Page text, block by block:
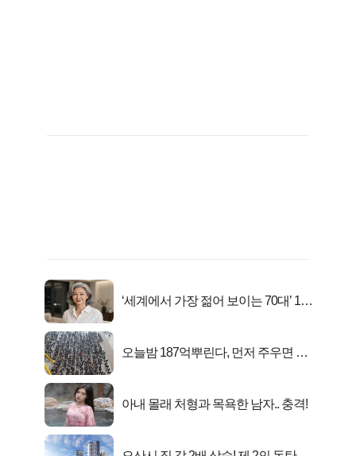
‘세계에서 가장 젊어 보이는 70대’ 1위
오늘밤 187억뿌린다, 먼저 주우면 최
아내 몰래 처형과 목욕한 남자.. 충격!